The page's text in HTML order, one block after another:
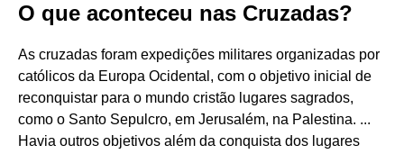
O que aconteceu nas Cruzadas?
As cruzadas foram expedições militares organizadas por
católicos da Europa Ocidental, com o objetivo inicial de
reconquistar para o mundo cristão lugares sagrados,
como o Santo Sepulcro, em Jerusalém, na Palestina. ...
Havia outros objetivos além da conquista dos lugares